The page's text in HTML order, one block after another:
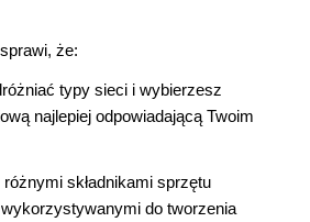
że:
typy sieci i wybierzesz
najlepiej odpowiadającą Twoim
składnikami sprzętu
do tworzenia